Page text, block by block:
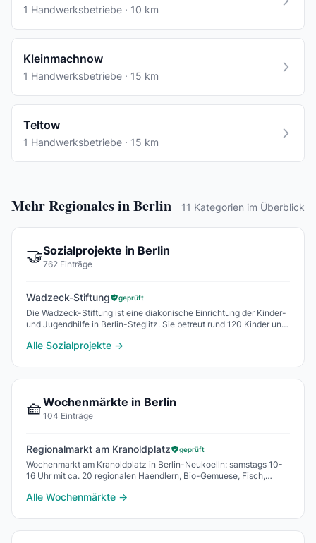
1 Handwerksbetriebe · 10 km
Kleinmachnow
1 Handwerksbetriebe · 15 km
Teltow
1 Handwerksbetriebe · 15 km
Mehr Regionales in Berlin 11 Kategorien im Überblick
🤝Sozialprojekte in Berlin
762 Einträge
Wadzeck-Stiftung geprüft
Die Wadzeck-Stiftung ist eine diakonische Einrichtung der Kinder-
und Jugendhilfe in Berlin-Steglitz. Sie betreut rund 120 Kinder und
Alle Sozialprojekte →
🧺Wochenmärkte in Berlin
104 Einträge
Regionalmarkt am Kranoldplatz geprüft
Wochenmarkt am Kranoldplatz in Berlin-Neukoelln: samstags 10-
16 Uhr mit ca. 20 regionalen Haendlern, Bio-Gemuese, Fisch,
Alle Wochenmärkte →